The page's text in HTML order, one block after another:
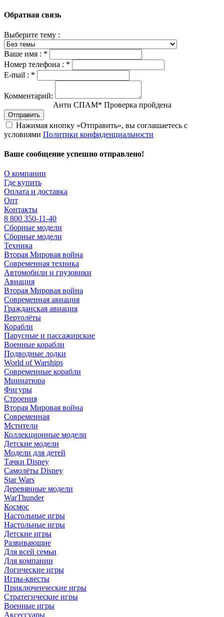
Обратная связь
Выберите тему :
Ваше имя : *
Номер телефона : *
E-mail : *
Комментарий:
Анти СПАМ* Проверка пройдена
Отправить
Нажимая кнопку «Отправить», вы соглашаетесь с
условиями Политики конфиденциальности
Ваше сообщение успешно отправлено!
О компании
Где купить
Оплата и доставка
Опт
Контакты
8 800 350-11-40
Сборные модели
Сборные модели
Техника
Вторая Мировая война
Современная техника
Автомобили и грузовики
Авиация
Вторая Мировая война
Современная авиация
Гражданская авиация
Вертолёты
Корабли
Парусные и пассажирские
Военные корабли
Подводные лодки
World of Warships
Современные корабли
Миниатюра
Фигуры
Строения
Вторая Мировая война
Современная
Мстители
Коллекционные модели
Детские модели
Модели для детей
Тачки Disney
Самолёты Disney
Star Wars
Деревянные модели
WarThunder
Космос
Настольные игры
Настольные игры
Детские игры
Развивающие
Для всей семьи
Для компании
Логические игры
Игры-квесты
Приключенческие игры
Стратегические игры
Военные игры
Аксессуары